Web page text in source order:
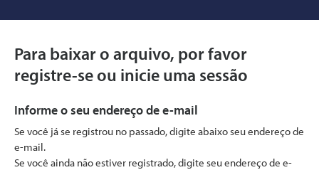
Para baixar o arquivo, por favor
registre-se ou inicie uma sessão
Informe o seu endereço de e-mail
Se você já se registrou no passado, digite abaixo seu endereço de
e-mail.
Se você ainda não estiver registrado, digite seu endereço de e-